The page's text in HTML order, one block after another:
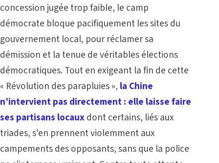
concession jugée trop faible, le camp
démocrate bloque pacifiquement les sites du
gouvernement local, pour réclamer sa
démission et la tenue de véritables élections
démocratiques. Tout en exigeant la fin de cette
« Révolution des parapluies », la Chine
n’intervient pas directement : elle laisse faire
ses partisans locauxdont certains, liés aux
triades, s’en prennent violemment aux
campements des opposants, sans que la police